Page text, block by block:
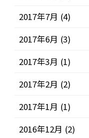
2017年7月 (4)
2017年6月 (3)
2017年3月 (1)
2017年2月 (2)
2017年1月 (1)
2016年12月 (2)